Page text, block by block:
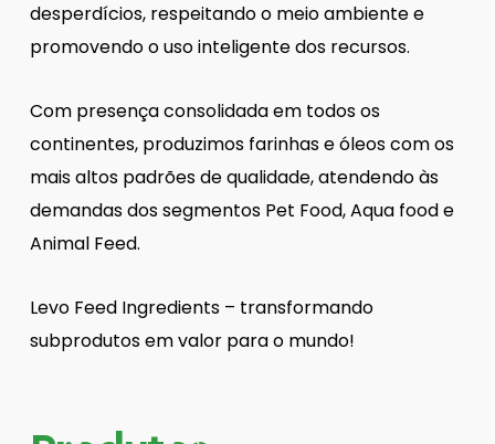
desperdícios, respeitando o meio ambiente e
promovendo o uso inteligente dos recursos.
Com presença consolidada em todos os
continentes, produzimos farinhas e óleos com os
mais altos padrões de qualidade, atendendo às
demandas dos segmentos Pet Food, Aqua food e
Animal Feed.
Levo Feed Ingredients – transformando
subprodutos em valor para o mundo!